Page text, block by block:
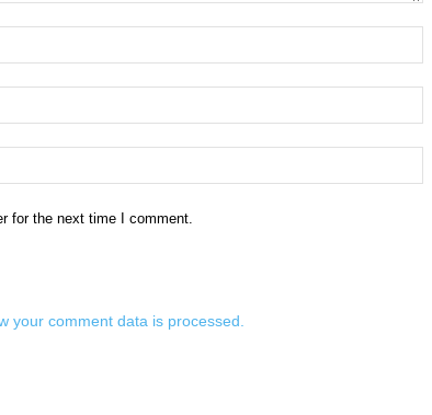
for the next time I comment.
your comment data is processed.